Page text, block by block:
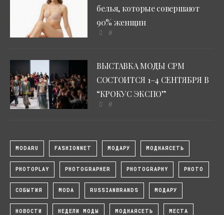
белья, которые совершают
90% женщин
0
ВЫСТАВКА МОДЫ CPM
СОСТОИТСЯ 1–4 СЕНТЯБРЯ В
“КРОКУС ЭКСПО”
0
MODARU FASHIONNET МОДАРУ МОДНАЯСЕТЬ
PHOTOPLAY PHOTOGRAPHER PHOTOGRAPHY PHOTO
СОБЫТИЯ MODA RUSSIANBRANDS МОДАРУ
НОВОСТИ НЕДЕЛИ МОДЫ МОДНАЯСЕТЬ МЕСТА